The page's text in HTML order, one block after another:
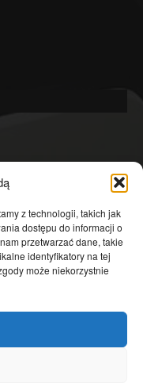
z technologii, takich jak
dostępu do informacji o
przetwarzać dane, takie
identyfikatory na tej
może niekorzystnie
4601
4363
3639
2823